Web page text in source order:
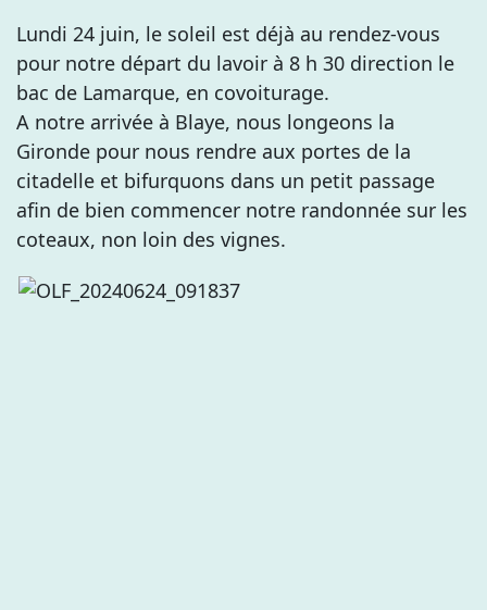
Lundi 24 juin, le soleil est déjà au rendez-vous
pour notre départ du lavoir à 8 h 30 direction le
bac de Lamarque, en covoiturage.
A notre arrivée à Blaye, nous longeons la
Gironde pour nous rendre aux portes de la
citadelle et bifurquons dans un petit passage
afin de bien commencer notre randonnée sur les
coteaux, non loin des vignes.